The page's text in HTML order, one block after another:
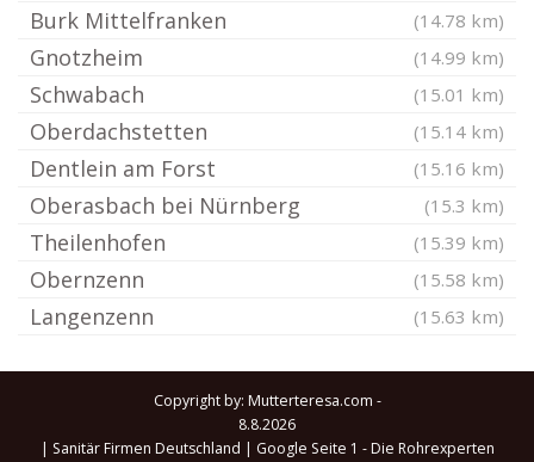
Burk Mittelfranken (14.78 km)
Gnotzheim (14.99 km)
Schwabach (15.01 km)
Oberdachstetten (15.14 km)
Dentlein am Forst (15.16 km)
Oberasbach bei Nürnberg (15.3 km)
Theilenhofen (15.39 km)
Obernzenn (15.58 km)
Langenzenn (15.63 km)
Copyright by: Mutterteresa.com -
8.8.2026
| Sanitär Firmen Deutschland | Google Seite 1 -Die Rohrexperten